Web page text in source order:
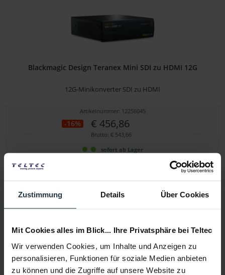
Zustimmung Details Über Cookies
Mit Cookies alles im Blick... Ihre Privatsphäre bei Teltec
Wir verwenden Cookies, um Inhalte und Anzeigen zu
personalisieren, Funktionen für soziale Medien anbieten
zu können und die Zugriffe auf unsere Website zu
Blackmagic Design Teranex Mini SDI zu HDMI 12G
12G-Minikonverter SDI zu HDMI
Artikelnummer: 12256045
-16% € 456,86
Brutto: € 543,66
sofort ab Lager
Blackmagic Design Micro Converter BiDirectional...